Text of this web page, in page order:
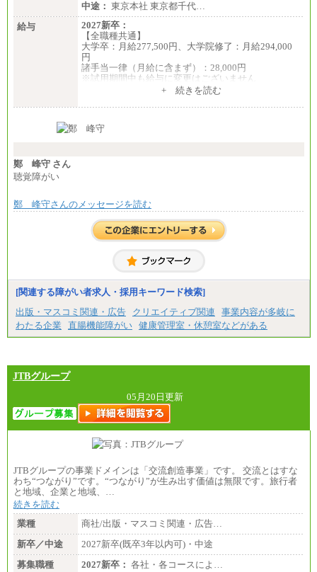
中途： 東京本社 東京都千代…
給与
2027新卒：
【全職種共通】
大学卒：月給277,500円、大学院修了：月給294,000
円
諸手当一律（月給に含まず）：28,000円
※試用期間中も給与に変更はございません
月給370,000円～
ます。
+ 続きを読む
鄭 峰守 さん
聴覚障がい
鄭 峰守さんのメッセージを読む
[関連する障がい者求人・採用キーワード検索]
出版・マスコミ関連・広告
クリエイティブ関連
事業内容が多岐に
わたる企業
直腸機能障がい 健康管理室・休憩室などがある
JTBグループ
05月20日更新
JTBグループの事業ドメインは「交流創造事業」です。 交流とはすな
わち“つながり”です。“つながり”が生み出す価値は無限です。旅行者
と地域、企業と地域、…
続きを読む
業種
商社/出版・マスコミ関連・広告…
新卒／中途
2027新卒(既卒3年以内可)・中途
募集職種
2027新卒： 各社・各コースによ…